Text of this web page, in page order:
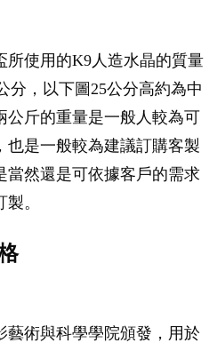
所使用的K9人造水晶的質量
分，以下圖25公分高約為中
公斤的重量是一般人較為可
也是一般較為建議訂購客製
當然還是可依據客戶的需求
。
藝術與科學學院頒發，用於